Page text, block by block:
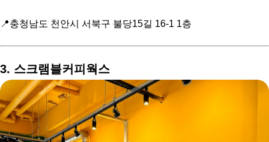
📍충청남도 천안시 서북구 불당15길 16-1 1층
3. 스크램블커피웍스